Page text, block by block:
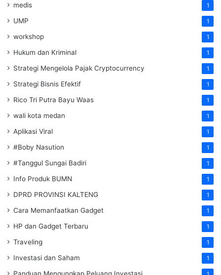
medis 1
UMP 1
workshop 1
Hukum dan Kriminal 1
Strategi Mengelola Pajak Cryptocurrency 1
Strategi Bisnis Efektif 1
Rico Tri Putra Bayu Waas 1
wali kota medan 1
Aplikasi Viral 1
#Boby Nasution 1
#Tanggul Sungai Badiri 1
Info Produk BUMN 1
DPRD PROVINSI KALTENG 1
Cara Memanfaatkan Gadget 1
HP dan Gadget Terbaru 1
Traveling 1
Investasi dan Saham 1